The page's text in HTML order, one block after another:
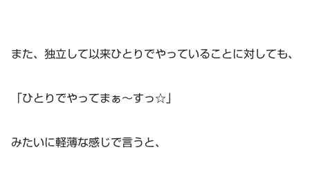
また、独立して以来ひとりでやっていることに対しても、
「ひとりでやってまぁ～すっ☆」
みたいに軽薄な感じで言うと、